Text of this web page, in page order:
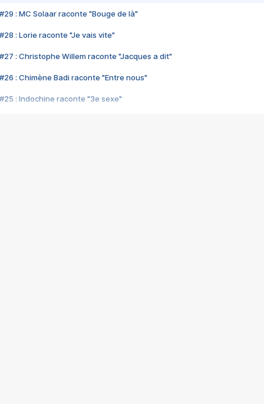
#29 : MC Solaar raconte "Bouge de là"
#28 : Lorie raconte "Je vais vite"
#27 : Christophe Willem raconte "Jacques a dit"
#26 : Chimène Badi raconte "Entre nous"
#25 : Indochine raconte "3e sexe"